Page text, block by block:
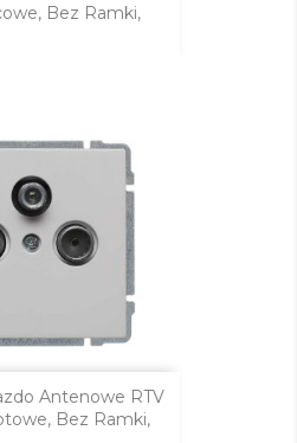
Bez Ramki,
Antenowe RTV
Bez Ramki,